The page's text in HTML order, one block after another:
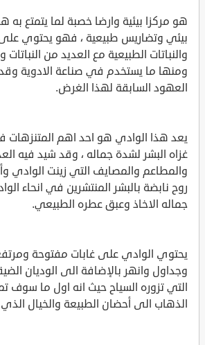
هو مركزا بيئية وارضا خصبة لما يتمتع به
بيئي وتضاريس طبيعية ، فهو يحتوي على
والنباتات الطبيعية مع العديد من النباتات
ومنها ما يستخدم في صناعة الادوية
العهود السابقة لهذا الغرض.
يعد هذا الوادي هو احد اهم المتنزهات
غزاه البشر لشدة جماله ، وقد شيد فيه
والمطاعم والمصايف التي زينت الوادي
روح نابضة بالبشر المنتشرين في انحاء
جماله الاخاذ وعبق عطره الطبيعي.
يحتوي الوادي على غابات مفتوحة
وجداول وانهر بالإضافة الى الوديان
التي تزوره السياح حيث انه اول ما سوف
الذهاب الى أحضان الطبيعة والخيال الذي